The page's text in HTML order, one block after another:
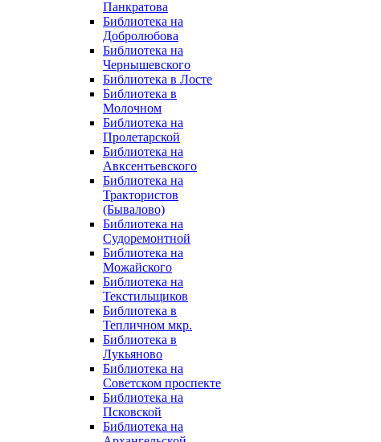
Панкратова
Библиотека на
Добролюбова
Библиотека на
Чернышевского
Библиотека в Лосте
Библиотека в
Молочном
Библиотека на
Пролетарской
Библиотека на
Авксентьевского
Библиотека на
Трактористов
(Бывалово)
Библиотека на
Судоремонтной
Библиотека на
Можайского
Библиотека на
Текстильщиков
Библиотека в
Тепличном мкр.
Библиотека в
Лукьяново
Библиотека на
Советском проспекте
Библиотека на
Псковской
Библиотека на